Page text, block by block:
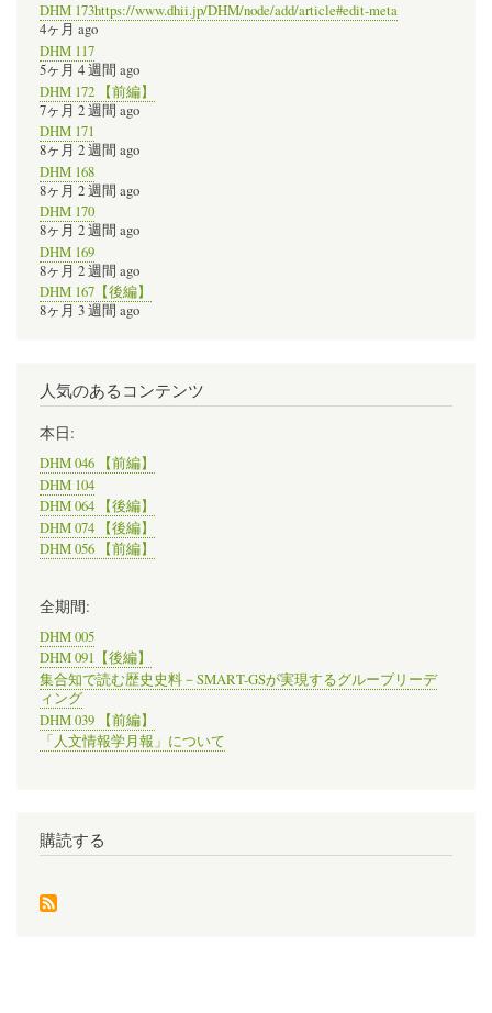
DHM 173https://www.dhii.jp/DHM/node/add/article#edit-meta
4ヶ月 ago
DHM 117
5ヶ月 4 週間 ago
DHM 172 【前編】
7ヶ月 2 週間 ago
DHM 171
8ヶ月 2 週間 ago
DHM 168
8ヶ月 2 週間 ago
DHM 170
8ヶ月 2 週間 ago
DHM 169
8ヶ月 2 週間 ago
DHM 167【後編】
8ヶ月 3 週間 ago
人気のあるコンテンツ
本日:
DHM 046 【前編】
DHM 104
DHM 064 【後編】
DHM 074 【後編】
DHM 056 【前編】
全期間:
DHM 005
DHM 091【後編】
集合知で読む歴史史料－SMART-GSが実現するグループリーデ
ィング
DHM 039 【前編】
「人文情報学月報」について
購読する